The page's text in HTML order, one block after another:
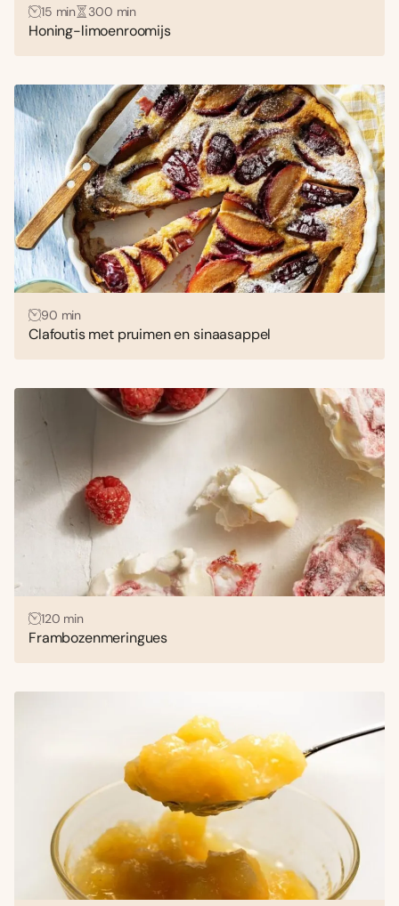
15 min 300 min
Honing-limoenroomijs
90 min
Clafoutis met pruimen en sinaasappel
120 min
Frambozenmeringues